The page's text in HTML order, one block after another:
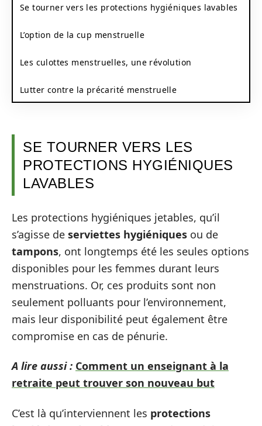
Se tourner vers les protections hygiéniques lavables
L’option de la cup menstruelle
Les culottes menstruelles, une révolution
Lutter contre la précarité menstruelle
SE TOURNER VERS LES
PROTECTIONS HYGIÉNIQUES
LAVABLES
Les protections hygiéniques jetables, qu’il
s’agisse de serviettes hygiéniques ou de
tampons, ont longtemps été les seules options
disponibles pour les femmes durant leurs
menstruations. Or, ces produits sont non
seulement polluants pour l’environnement,
mais leur disponibilité peut également être
compromise en cas de pénurie.
A lire aussi : Comment un enseignant à la
retraite peut trouver son nouveau but
C’est là qu’interviennent les protections